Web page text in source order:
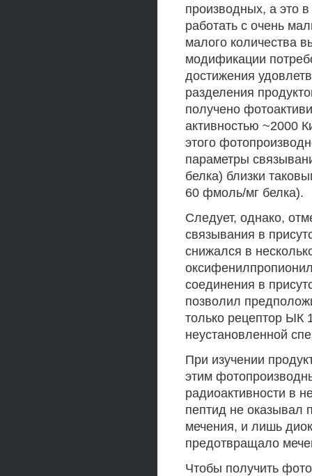
производных, а это
работать с очень
малого количества
модификации
достижения
разделения
получено
активностью ~2000
этого
параметры
белка) близки
60 фмоль/мг белка).
Следует, однако,
связывания в
снижался в
соединения в
позволил
только рецептор ЫК
неустановленной
При изучении
этим
радиоактивности в
пептид не оказывал
мечения, и лишь
предотвращало
Чтобы получить